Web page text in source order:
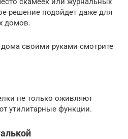
решение подойдет даже для
домов.
своими руками смотрите
не только оживляют
утилитарные функции.